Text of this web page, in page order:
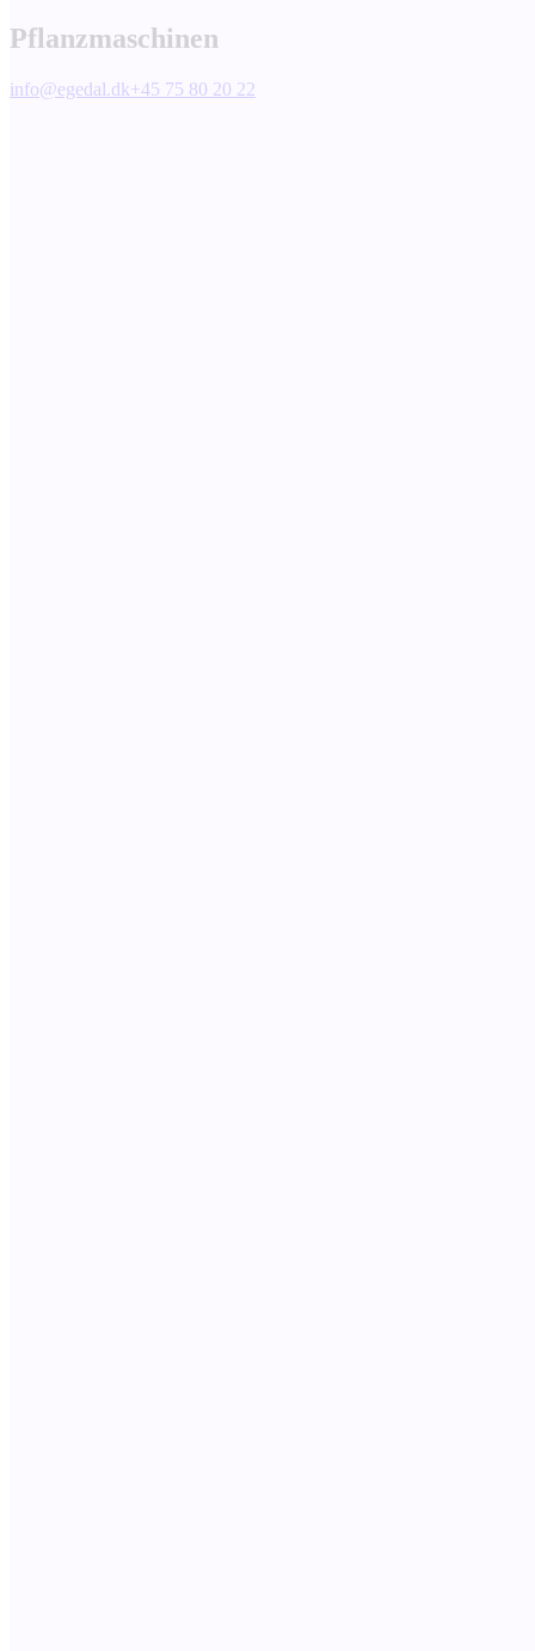
Pflanzmaschinen
info@egedal.dk+45 75 80 20 22